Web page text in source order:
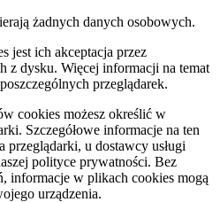
żadnych danych osobowych.
jest ich akceptacja przez
z dysku. Więcej informacji na temat
przeglądarek.
cookies możesz określić w
Szczegółowe informacje na ten
przeglądarki, u dostawcy usługi
polityce prywatności. Bez
informacje w plikach cookies mogą
urządzenia.